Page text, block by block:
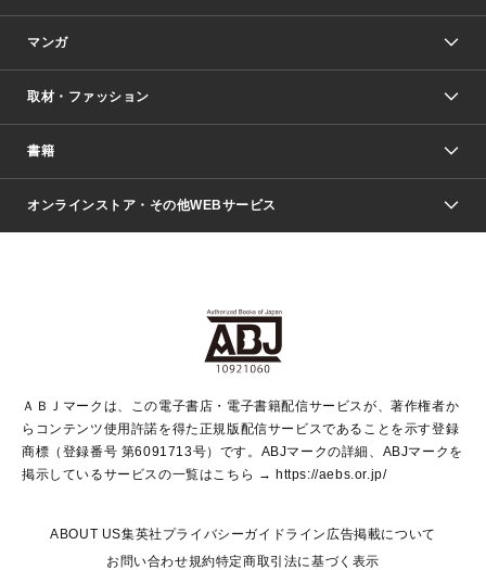
マンガ
少年マンガ
Vジャンプ
ジャンプルーキー！
ジャンプTOON
S-MANGA
集英社ジャンプリミックス
週刊ヤングジャンプ
ウルトラジャンプ
少女マンガ
リマコミ＋
マンガMeets
月刊オフィスユー
取材・ファッション
Seventeen
LEE
Marisol
T JAPAN:The New York Times Style Magazine
芸能・情報・スポーツ
パラスポ＋！
書籍
文芸・文庫・総合
青春と読書
アジア人物史
集英社新書
集英社新書プラス
よみタイ
ライトノベル・ノベライズ
集英社Webマガジン Cobalt
集英社オレンジ文庫
シフォン文庫
JUMP j BOOKS
集英社みらい文庫
S-KIDS.LAND
オンラインストア・その他WEBサービス
SHUEISHA MANGA-ART HERITAGE
HAPPY PLUS STORE
shueisha vox
SHOP Marisol
EDITOR'S LAB
ＡＢＪマークは、この電子書店・電子書籍配信サービスが、著作権者か
らコンテンツ使用許諾を得た正規版配信サービスであることを示す登録
商標（登録番号 第6091713号）です。ABJマークの詳細、ABJマークを
掲示しているサービスの一覧はこちら → https://aebs.or.jp/
ABOUT US集英社プライバシーガイドライン 広告掲載について
お問い合わせ規約特定商取引法に基づく表示